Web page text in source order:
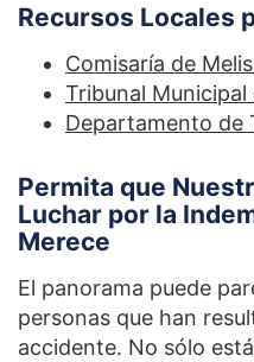
Recursos Locales
Comisaría de
Tribunal Municipal
Departamento de
Permita que
Luchar por la
Merece
El panorama puede
personas que han
accidente. No sólo